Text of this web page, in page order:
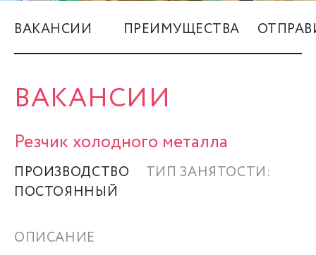
КУПИТЬ
+7 (495) 139-3335
ВАКАНСИИ ПРЕИМУЩЕСТВА
ВАКАНСИИ
Резчик холодного металла
ПРОИЗВОДСТВО
ТИП ЗАНЯТОСТИ:
ПОСТОЯННЫЙ
ОПИСАНИЕ